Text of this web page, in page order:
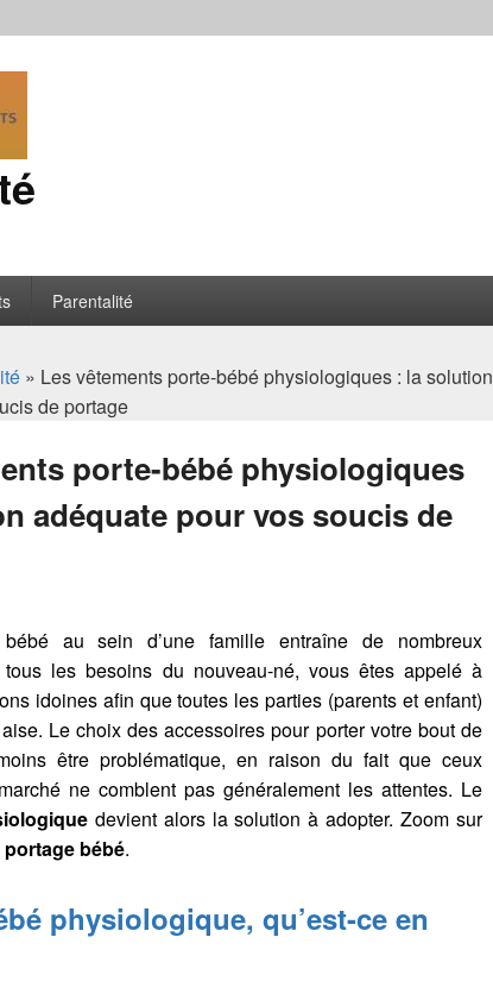
Parentalité
» Les vêtements porte-bébé physiologiques : la solution
de portage
porte-bébé physiologiques
adéquate pour vos soucis de
au sein d’une famille entraîne de nombreux
tous les besoins du nouveau-né, vous êtes appelé à
idoines afin que toutes les parties (parents et enfant)
Le choix des accessoires pour porter votre bout de
être problématique, en raison du fait que ceux
ne comblent pas généralement les attentes. Le
devient alors la solution à adopter. Zoom sur
portage bébé.
physiologique, qu’est-ce en